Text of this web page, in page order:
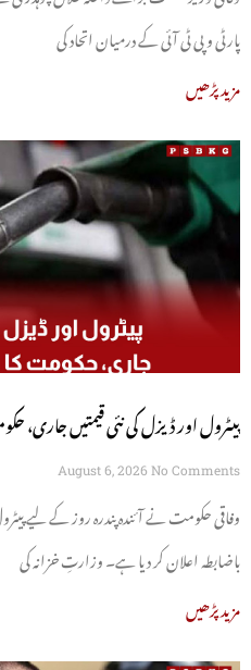
پارٹی و پی ٹی آئی کے درمیان اتحاد کی
مزید پڑھیں
پیٹرول اور ڈیزل کی نئی قیمتیں جاری،
August 6, 2026 No Comments
وفاقی حکومت نے آئندہ پندرہ روز کے لیے
باضابطہ اعلان کر دیا ہے۔ وزارتِ خزانہ کی
مزید پڑھیں